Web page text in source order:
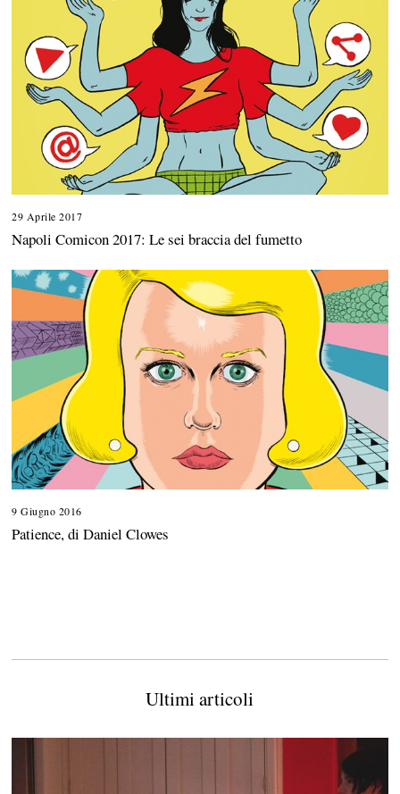
29 Aprile 2017
Napoli Comicon 2017: Le sei braccia del fumetto
9 Giugno 2016
Patience, di Daniel Clowes
Ultimi articoli